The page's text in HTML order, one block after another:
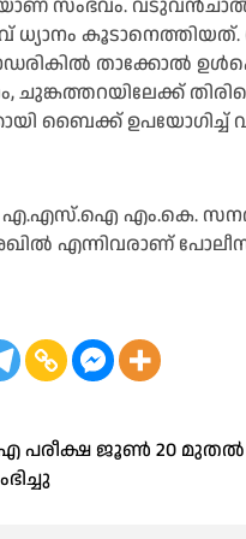
സംഭവം.
താക്കോൽ
ചുങ്കത്തറയിലേക്ക്
ബൈക്ക് ഉപയോഗിച്ച്
എ.എസ്.ഐ എം.കെ. സനൽ,
എന്നിവരാണ്
പരീക്ഷ ജൂണ്‍ 20 മുതല്‍